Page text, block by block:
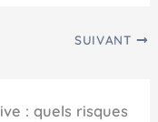
SUIVANT
: quels risques